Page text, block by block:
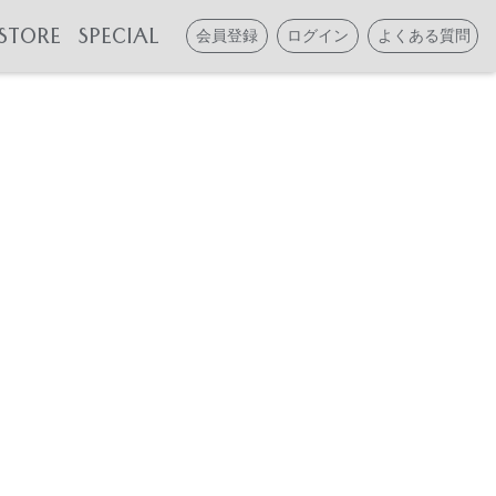
SPECIAL 会員登録 ログイン よくある質問